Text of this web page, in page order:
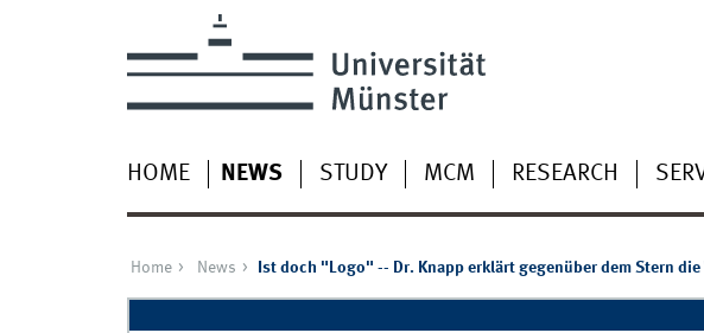
HOME NEWS STUDY MCM RESEARCH
Home News Ist doch "Logo" -- Dr. Knapp erklärt gegenüber dem Stern